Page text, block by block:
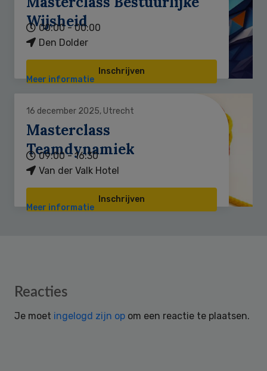
Wijsheid
00:00 - 00:00
Den Dolder
Inschrijven
Meer informatie
16 december 2025, Utrecht
Masterclass
Teamdynamiek
09:00 - 16:30
Van der Valk Hotel
Inschrijven
Meer informatie
Reader
Reacties
Je moet ingelogd zijn op om een reactie te plaatsen.